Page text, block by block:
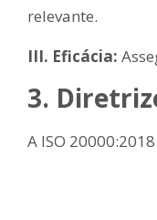
relevante.
III. Eficácia:
3.
A ISO